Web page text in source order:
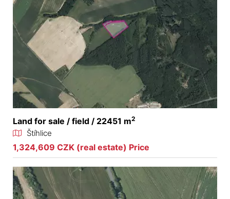
Land for sale / field / 22451 m2
Štíhlice
1,324,609 CZK (real estate) Price